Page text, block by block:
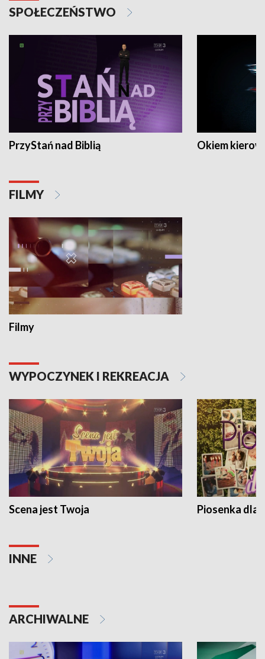
SPOŁECZEŃSTWO
PrzyStań nad Biblią Okiem
FILMY
Filmy
WYPOCZYNEK I REKREACJA
Scena jest Twoja Piosenka dla
INNE
ARCHIWALNE